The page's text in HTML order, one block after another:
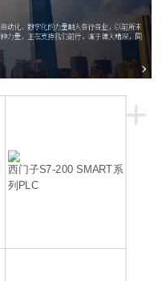
+
西门子S7-200 SMART系
列PLC